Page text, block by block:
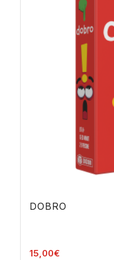
DOBRO
15,00€